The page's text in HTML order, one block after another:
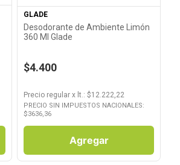
GLADE
Desodorante de Ambiente Limón
360 Ml Glade
$4.400
Precio regular x lt.: $12.222,22
PRECIO SIN IMPUESTOS NACIONALES:
$3636,36
Agregar